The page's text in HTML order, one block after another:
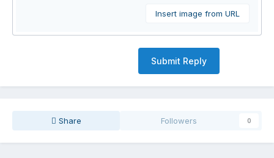
Insert image from URL
Submit Reply
Share Followers 0